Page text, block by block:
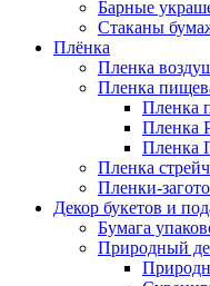
Барные
Стаканы
Плёнка
Пленка
Пленка
Пленка
Пленка
Пленка
Пленка
Пленки-
Декор букетов и
Бумага
Природный